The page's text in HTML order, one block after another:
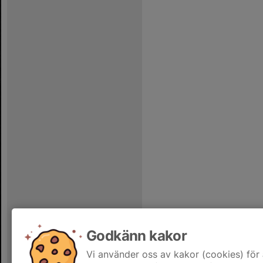
Godkänn kakor
Vi använder oss av kakor (cookies)